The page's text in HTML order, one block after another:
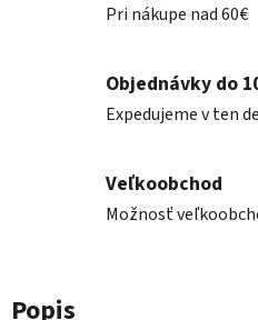
Pri nákupe nad 60€
Objednávky do
Expedujeme v ten
Veľkoobchod
Možnosť
Popis